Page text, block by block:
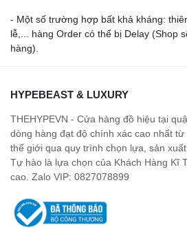
- Một số trường hợp bất khả kháng:
lễ,... hàng Order có thể bị Delay (Shop
hàng).
HYPEBEAST & LUXURY
THEHYPEVN - Cửa hàng đồ hiệu tại
dòng hàng đạt độ chính xác cao nhất
thế giới qua quy trình chọn lựa, sản
Tự hào là lựa chọn của Khách Hàng Kĩ
cao. Zalo VIP: 0827078899